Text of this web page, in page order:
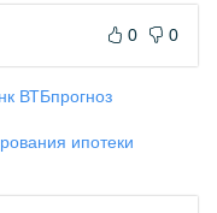
0 0
ВТБпрогноз
ипотеки